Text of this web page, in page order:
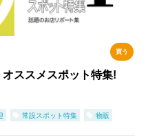
買う
ススメスポット特集!
常設スポット特集 物販